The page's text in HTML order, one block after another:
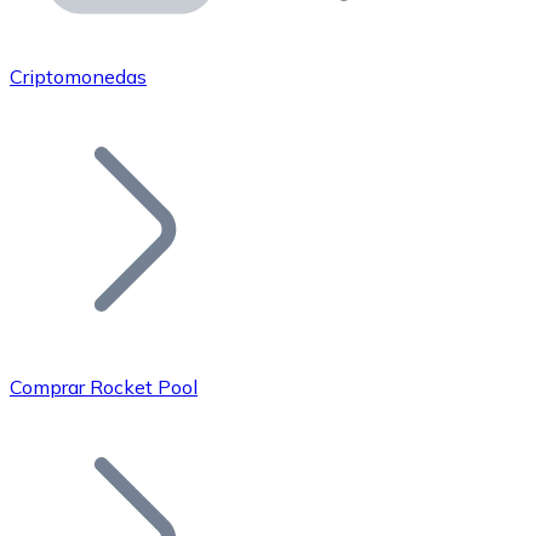
Únete a nuestra red de distribuidores.
Añade tu proyecto a nuestro ecosistema.
Bitcoin
Criptomonedas
Comprar Rocket Pool